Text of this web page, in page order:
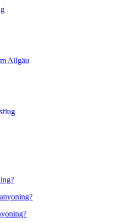
Allgäu